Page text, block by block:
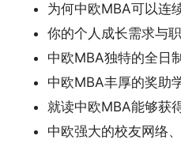
为何中欧MBA可以连
你的个人成长需求与
中欧MBA独特的全日
中欧MBA丰厚的奖助
就读中欧MBA能够获
中欧强大的校友网络